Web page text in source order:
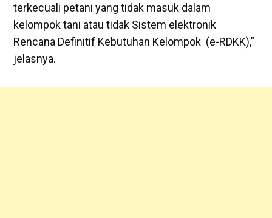
terkecuali petani yang tidak masuk dalam
kelompok tani atau tidak Sistem elektronik
Rencana Definitif Kebutuhan Kelompok (e-RDKK),”
jelasnya.